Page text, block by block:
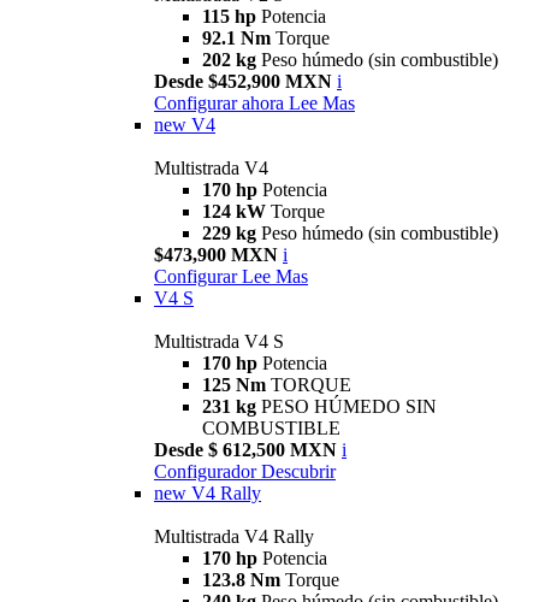
115 hp Potencia
92.1 Nm Torque
202 kg Peso húmedo (sin combustible)
Desde $452,900 MXN i
Configurar ahora Lee Mas
new V4
Multistrada V4
170 hp Potencia
124 kW Torque
229 kg Peso húmedo (sin combustible)
$473,900 MXN i
Configurar Lee Mas
V4 S
Multistrada V4 S
170 hp Potencia
125 Nm TORQUE
231 kg PESO HÚMEDO SIN
COMBUSTIBLE
Desde $ 612,500 MXN i
Configurador Descubrir
new V4 Rally
Multistrada V4 Rally
170 hp Potencia
123.8 Nm Torque